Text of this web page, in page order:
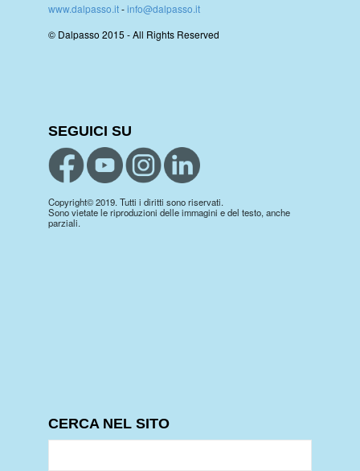
www.dalpasso.it-info@dalpasso.it
© Dalpasso 2015 - All Rights Reserved
SEGUICI SU
Copyright© 2019. Tutti i diritti sono riservati.
Sono vietate le riproduzioni delle immagini e del testo, anche
parziali.
CERCA NEL SITO